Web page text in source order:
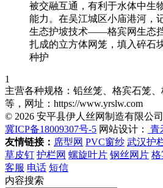
被交融互通，有利于水体中生
能力。在吴江城区小庙港河，
生态护坡技术——格宾网生态
扎成的立方体网笼，填入碎石
种护
1
主营各种规格：铅丝笼、格宾石笼
等，网址：https://www.yrslw.com
© 2026 安平县伊人丝网制造有限公
冀ICP备18009307号-5 网站设计：
青
友情链接： 席型网 PVC窗纱 武汉护
草皮钉 护栏网 螺旋叶片 钢丝网片 格
客服 电话 短信
内容搜索